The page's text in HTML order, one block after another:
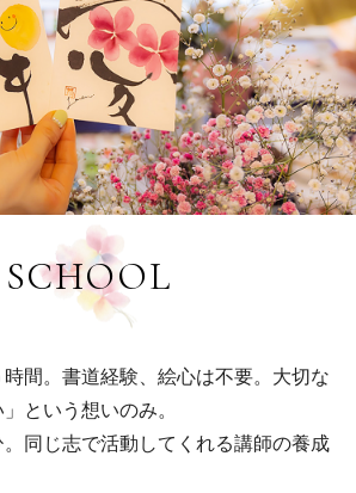
SCHOOL
間。書道経験、絵心は不要。大切な
という想いのみ。
同じ志で活動してくれる講師の養成